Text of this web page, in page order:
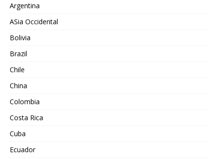
Argentina
ASia Occidental
Bolivia
Brazil
Chile
China
Colombia
Costa Rica
Cuba
Ecuador